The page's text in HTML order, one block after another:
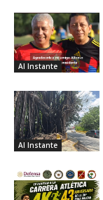
Al Instante
Al Instante